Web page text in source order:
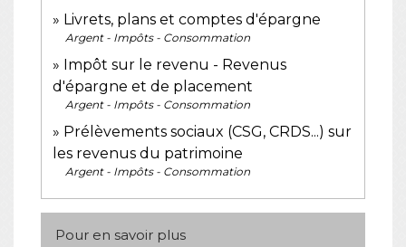
Livrets, plans et comptes d'épargne
Argent - Impôts - Consommation
Impôt sur le revenu - Revenus
d'épargne et de placement
Argent - Impôts - Consommation
Prélèvements sociaux (CSG, CRDS...) sur
les revenus du patrimoine
Argent - Impôts - Consommation
Pour en savoir plus